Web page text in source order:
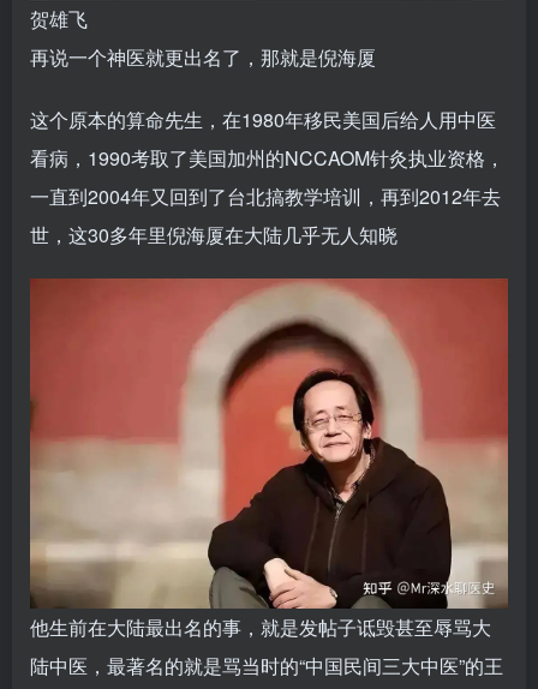
贺雄飞
再说一个神医就更出名了，那就是倪海厦
这个原本的算命先生，在1980年移民美国后给人用中医
看病，1990考取了美国加州的NCCAOM针灸执业资格，
一直到2004年又回到了台北搞教学培训，再到2012年去
世，这30多年里倪海厦在大陆几乎无人知晓
他生前在大陆最出名的事，就是发帖子诋毁甚至辱骂大
陆中医，最著名的就是骂当时的“中国民间三大中医”的王